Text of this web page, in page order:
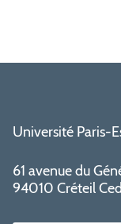
Université Paris-
61 avenue du
94010 Créteil